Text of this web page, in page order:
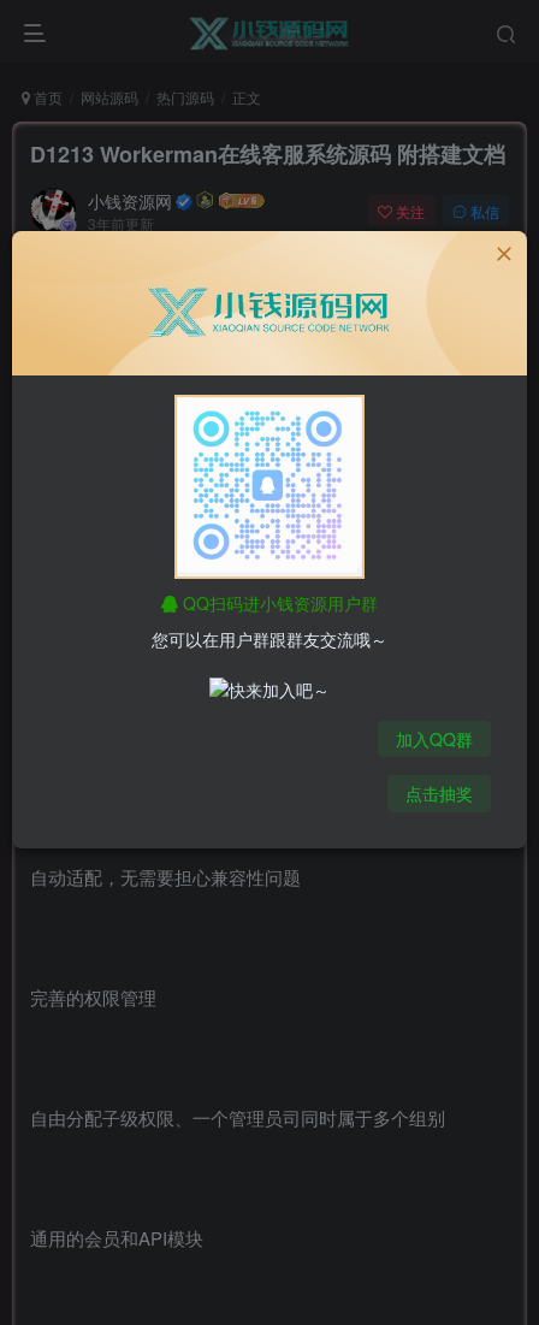
首页 网站源码 热门源码 正文
D1213 Workerman在线客服系统源码 附搭建文档
小钱资源网
3年前更新
关注 私信
53
Workerman在线客服系统源码
强大的一键生成功能极速简化你的开发流程，加快你的项目
自动适配，无需要担心兼容性问题
完善的权限管理
自由分配子级权限、一个管理员司同时属于多个组别
通用的会员和API模块
QQ扫码进小钱资源用户群
您可以在用户群跟群友交流哦～
加入QQ群
点击抽奖